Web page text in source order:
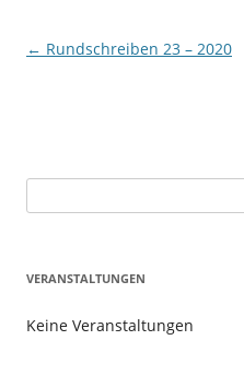
Beitragsnavigation
← Rundschreiben 23 – 2020
nach:
VERANSTALTUNGEN
Keine Veranstaltungen